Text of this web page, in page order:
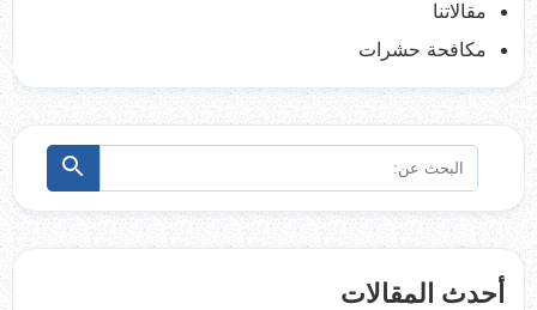
مقالاتنا
مكافحة حشرات
البحث
عن:
ابحث
أحدث المقالات